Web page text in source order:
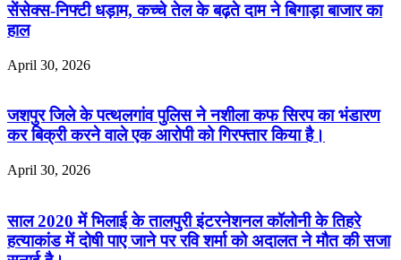
सेंसेक्स-निफ्टी धड़ाम, कच्चे तेल के बढ़ते दाम ने बिगाड़ा बाजार का
हाल
April 30, 2026
जशपुर जिले के पत्थलगांव पुलिस ने नशीला कफ सिरप का भंडारण
कर बिक्री करने वाले एक आरोपी को गिरफ्तार किया है।
April 30, 2026
साल 2020 में भिलाई के तालपुरी इंटरनेशनल कॉलोनी के तिहरे
हत्याकांड में दोषी पाए जाने पर रवि शर्मा को अदालत ने मौत की सजा